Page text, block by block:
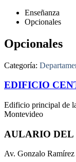
Enseñanza
Opcionales
Opcionales
Categoría:
EDIFICIO
Edificio principal de
Montevideo
AULARIO DEL
Av. Gonzalo